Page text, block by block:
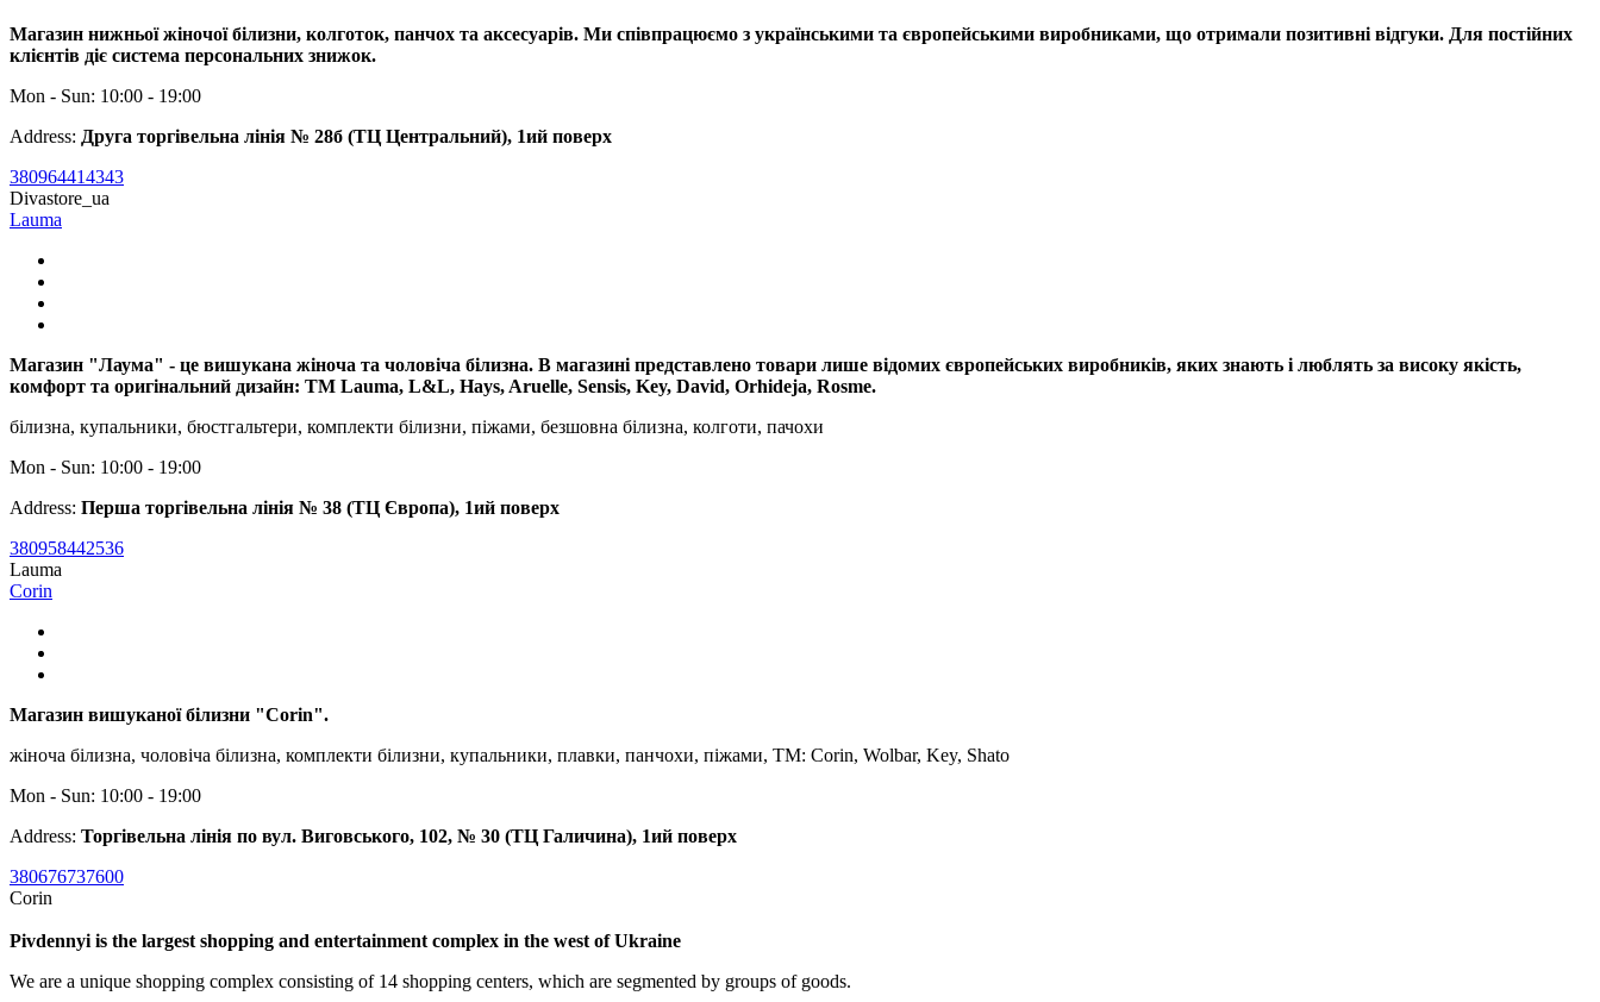
Магазин нижньої жіночої білизни, колготок, панчох та аксесуарів. Ми співпрацюємо з українськими та європейськими виробниками, що отримали позитивні відгуки. Для постійних
клієнтів діє система персональних знижок.
Mon - Sun: 10:00 - 19:00
Address: Друга торгівельна лінія № 28б (ТЦ Центральний), 1ий поверх
380964414343
Divastore_ua
Lauma
Магазин "Лаума" - це вишукана жіноча та чоловіча білизна. В магазині представлено товари лише відомих європейських виробників, яких знають і люблять за високу якість,
комфорт та оригінальний дизайн: TM Lauma, L&L, Hays, Aruelle, Sensis, Key, David, Orhideja, Rosme.
білизна, купальники, бюстгальтери, комплекти білизни, піжами, безшовна білизна, колготи, пачохи
Mon - Sun: 10:00 - 19:00
Address: Перша торгівельна лінія № 38 (ТЦ Європа), 1ий поверх
380958442536
Lauma
Corin
Магазин вишуканої білизни "Corin".
жіноча білизна, чоловіча білизна, комплекти білизни, купальники, плавки, панчохи, піжами, ТМ: Corin, Wolbar, Key, Shato
Mon - Sun: 10:00 - 19:00
Address: Торгівельна лінія по вул. Виговського, 102, № 30 (ТЦ Галичина), 1ий поверх
380676737600
Corin
Pivdennyi is the largest shopping and entertainment complex in the west of Ukraine
We are a unique shopping complex consisting of 14 shopping centers, which are segmented by groups of goods.